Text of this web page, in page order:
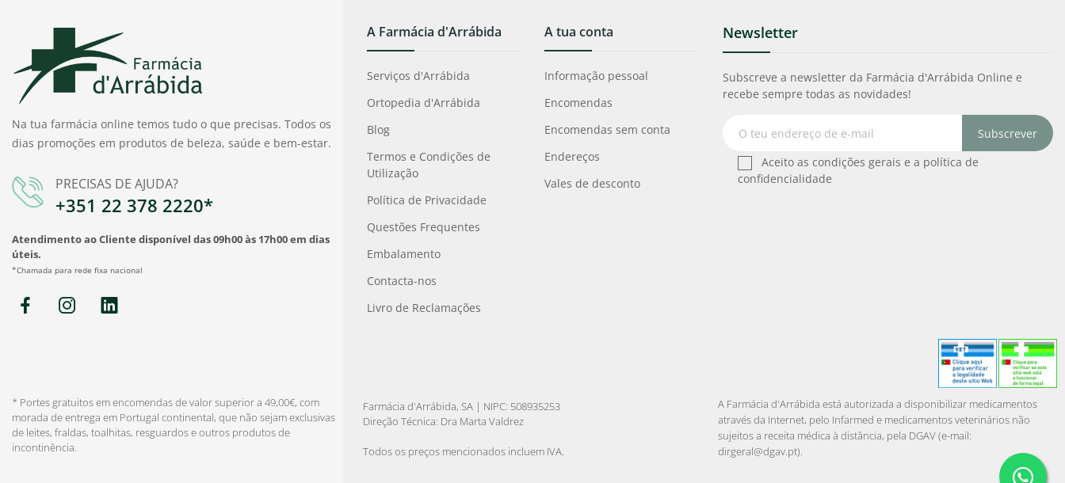
Na tua farmácia online temos tudo o que precisas. Todos os
dias promoções em produtos de beleza, saúde e bem-estar.
PRECISAS DE AJUDA?
+351 22 378 2220*
Atendimento ao Cliente disponível das 09h00 às 17h00 em dias
úteis.
*Chamada para rede fixa nacional
A Farmácia d'Arrábida
Serviços d'Arrábida
Ortopedia d'Arrábida
Blog
Termos e Condições de
Utilização
Política de Privacidade
Questões Frequentes
Embalamento
Contacta-nos
Livro de Reclamações
A tua conta
Informação pessoal
Encomendas
Encomendas sem conta
Endereços
Vales de desconto
Newsletter
Subscreve a newsletter da Farmácia d'Arrábida Online e
recebe sempre todas as novidades!
Subscrever
Aceito as condições gerais e a política de
confidencialidade
* Portes gratuitos em encomendas de valor superior a 49,00€, com
morada de entrega em Portugal continental, que não sejam exclusivas
de leites, fraldas, toalhitas, resguardos e outros produtos de
incontinência.
Farmácia d'Arrábida, SA | NIPC: 508935253
Direção Técnica: Dra Marta Valdrez
Todos os preços mencionados incluem IVA.
A Farmácia d'Arrábida está autorizada a disponibilizar medicamentos
através da Internet, pelo Infarmed e medicamentos veterinários não
sujeitos a receita médica à distância, pela DGAV (e-mail:
dirgeral@dgav.pt).